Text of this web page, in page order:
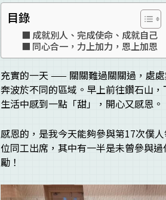
目錄
成就別人、完成使命、成就自己
同心合一，力上加力，恩上加恩
充實的一天 —— 關關難過關關過，處
奔波於不同的區域。早上前往鑽石山
生活中感到一點「甜」，開心又感恩。
感恩的，是我今天能夠參與第17次僕
位同工出席，其中有一半是未曾參與
勵！